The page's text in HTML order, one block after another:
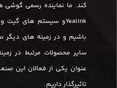
کند. ما نماینده رسمی
سایر محصولات مرتبط در
عنوان یکی از فعالان این
تاثیرگذار داریم.